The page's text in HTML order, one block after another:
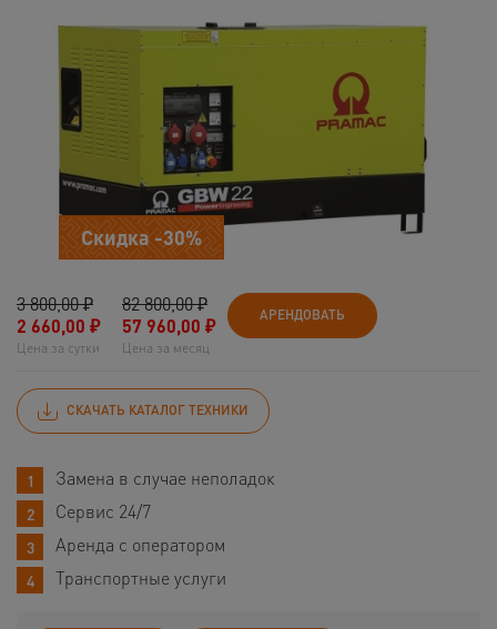
Скидка -30%
3 800,00 ₽
2 660,00 ₽
Цена за сутки
82 800,00 ₽
57 960,00 ₽
Цена за месяц
АРЕНДОВАТЬ
СКАЧАТЬ КАТАЛОГ ТЕХНИКИ
Замена в случае неполадок
Сервис 24/7
Аренда с оператором
Транспортные услуги